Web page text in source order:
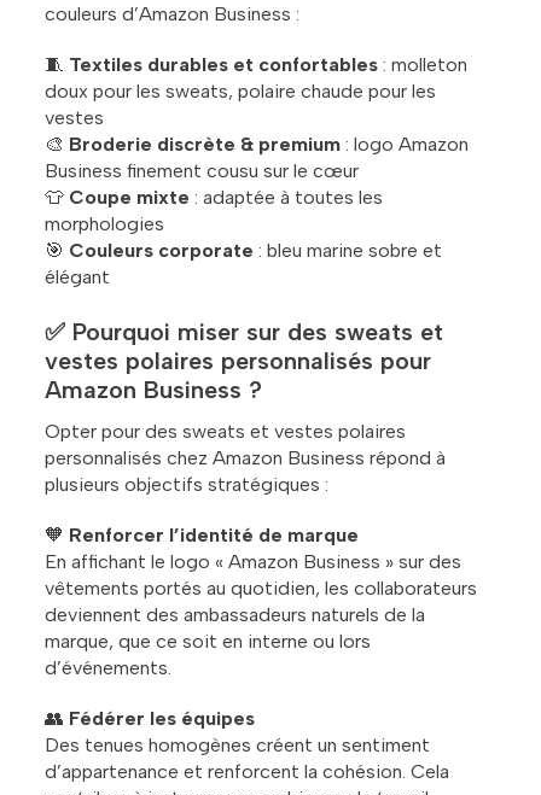
couleurs d’Amazon Business :
🧵 Textiles durables et confortables : molleton
doux pour les sweats, polaire chaude pour les
vestes
🎨 Broderie discrète & premium : logo Amazon
Business finement cousu sur le cœur
👕 Coupe mixte : adaptée à toutes les
morphologies
🎯 Couleurs corporate : bleu marine sobre et
élégant
✅ Pourquoi miser sur des sweats et
vestes polaires personnalisés pour
Amazon Business ?
Opter pour des sweats et vestes polaires
personnalisés chez Amazon Business répond à
plusieurs objectifs stratégiques :
🧡 Renforcer l’identité de marque
En affichant le logo « Amazon Business » sur des
vêtements portés au quotidien, les collaborateurs
deviennent des ambassadeurs naturels de la
marque, que ce soit en interne ou lors
d’événements.
👥 Fédérer les équipes
Des tenues homogènes créent un sentiment
d’appartenance et renforcent la cohésion. Cela